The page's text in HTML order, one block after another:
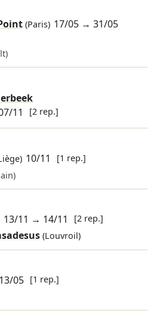
(Paris) 17/05 →31/05
11 [2 rep.]
10/11
[1 rep.]
13/11 → 14/11 [2 rep.]
(Louvroil)
13/05 [1 rep.]